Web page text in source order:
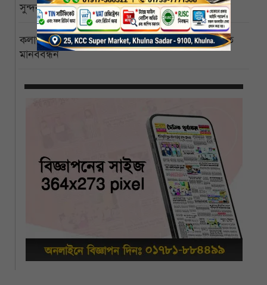
সুন্দরবনে ইতিবাচক বার্তা, বাঘের সংখ্যা বেড়ে ১২৫
কলাপাড়া পৌরসভাকে সোলারের আওতায় আনার দাবিতে
মানববন্ধন